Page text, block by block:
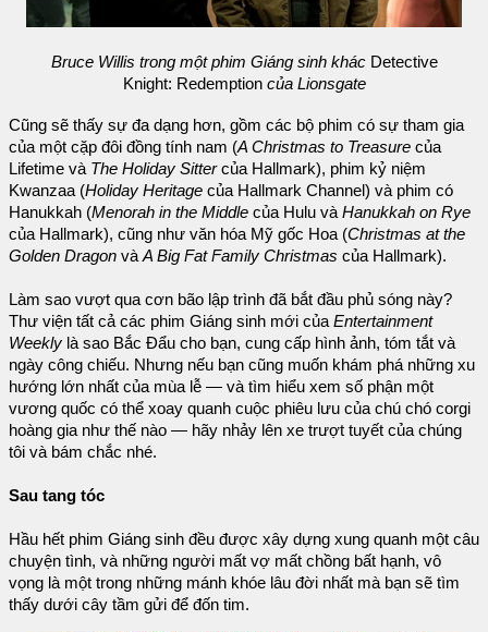
Bruce Willis trong một phim Giáng sinh khác Detective
Knight: Redemptioncủa Lionsgate
Cũng sẽ thấy sự đa dạng hơn, gồm các bộ phim có sự tham gia
của một cặp đôi đồng tính nam (A Christmas to Treasure của
Lifetime và The Holiday Sittercủa Hallmark), phim kỷ niệm
Kwanzaa (Holiday Heritage của Hallmark Channel) và phim có
Hanukkah (Menorah in the Middle của Hulu và Hanukkah on Rye
của Hallmark), cũng như văn hóa Mỹ gốc Hoa (Christmas at the
Golden Dragon và A Big Fat Family Christmas của Hallmark).
Làm sao vượt qua cơn bão lập trình đã bắt đầu phủ sóng này?
Thư viện tất cả các phim Giáng sinh mới của Entertainment
Weekly là sao Bắc Đẩu cho bạn, cung cấp hình ảnh, tóm tắt và
ngày công chiếu. Nhưng nếu bạn cũng muốn khám phá những xu
hướng lớn nhất của mùa lễ — và tìm hiểu xem số phận một
vương quốc có thể xoay quanh cuộc phiêu lưu của chú chó corgi
hoàng gia như thế nào — hãy nhảy lên xe trượt tuyết của chúng
tôi và bám chắc nhé.
Sau tang tóc
Hầu hết phim Giáng sinh đều được xây dựng xung quanh một câu
chuyện tình, và những người mất vợ mất chồng bất hạnh, vô
vọng là một trong những mánh khóe lâu đời nhất mà bạn sẽ tìm
thấy dưới cây tầm gửi để đốn tim.